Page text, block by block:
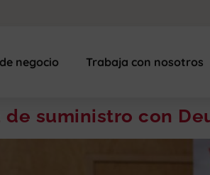
negocio Trabaja con nosotros
suministro con